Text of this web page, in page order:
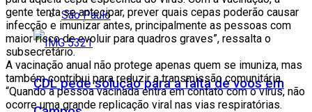
São Paulo
CDL pede solução para a falta de voos em
gente tenta se antecipar, prever quais cepas poderão causar
infecção e imunizar antes, principalmente as pessoas com
maior risco de evoluir para quadros graves”, ressalta o
subsecretário.
A vacinação anual não protege apenas quem se imuniza, mas
também contribui para reduzir a transmissão comunitária.
“Quando a pessoa vacinada entra em contato com o vírus, não
ocorre uma grande replicação viral nas vias respiratórias.